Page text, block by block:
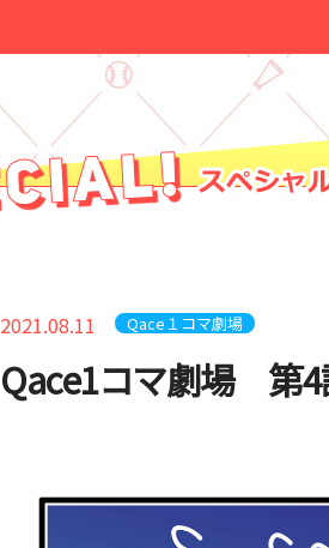
2021.08.11 Qace１コマ劇場
Qace1コマ劇場 第4